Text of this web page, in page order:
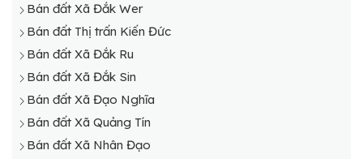
Bán đất Xã Đắk Wer
Bán đất Thị trấn Kiến Đức
Bán đất Xã Đắk Ru
Bán đất Xã Đắk Sin
Bán đất Xã Đạo Nghĩa
Bán đất Xã Quảng Tín
Bán đất Xã Nhân Đạo